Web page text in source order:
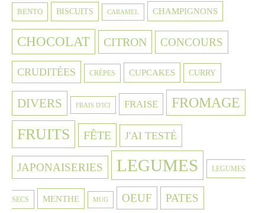
BENTO BISCUITS CARAMEL CHAMPIGNONS
CHOCOLAT CITRON CONCOURS
CRUDITÉES CRÈPES CUPCAKES CURRY
DIVERS FRAIS D'ICI FRAISE FROMAGE
FRUITS FÊTE J'AI TESTÉ
JAPONAISERIES LEGUMES LEGUMES
SECS MENTHE MUG OEUF PATES